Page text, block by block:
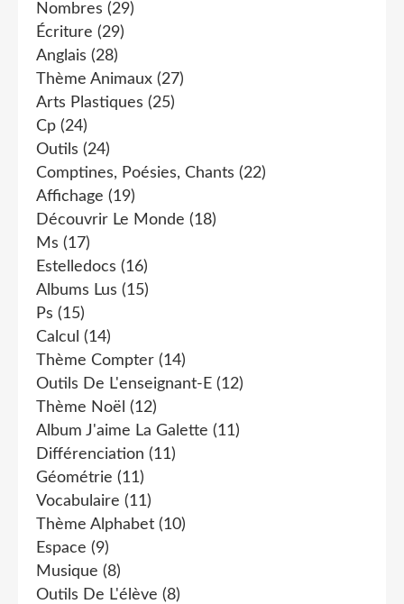
Nombres (29)
Écriture (29)
Anglais (28)
Thème Animaux (27)
Arts Plastiques (25)
Cp (24)
Outils (24)
Comptines, Poésies, Chants (22)
Affichage (19)
Découvrir Le Monde (18)
Ms (17)
Estelledocs (16)
Albums Lus (15)
Ps (15)
Calcul (14)
Thème Compter (14)
Outils De L'enseignant-E (12)
Thème Noël (12)
Album J'aime La Galette (11)
Différenciation (11)
Géométrie (11)
Vocabulaire (11)
Thème Alphabet (10)
Espace (9)
Musique (8)
Outils De L'élève (8)